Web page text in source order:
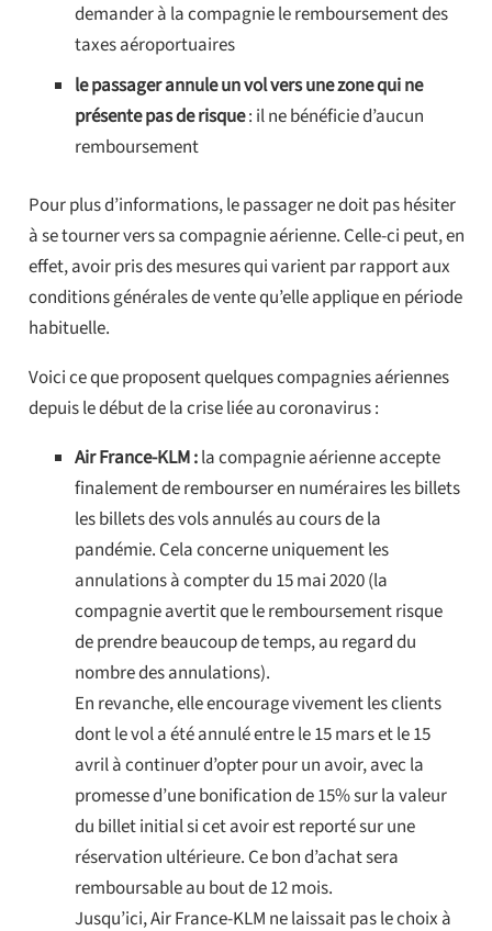
demander à la compagnie le remboursement des
taxes aéroportuaires
le passager annule un vol vers une zone qui ne
présente pas de risque: il ne bénéficie d’aucun
remboursement
Pour plus d’informations, le passager ne doit pas hésiter
à se tourner vers sa compagnie aérienne. Celle-ci peut, en
effet, avoir pris des mesures qui varient par rapport aux
conditions générales de vente qu’elle applique en période
habituelle.
Voici ce que proposent quelques compagnies aériennes
depuis le début de la crise liée au coronavirus :
Air France-KLM :la compagnie aérienne accepte
finalement de rembourser en numéraires les billets
les billets des vols annulés au cours de la
pandémie. Cela concerne uniquement les
annulations à compter du 15 mai 2020 (la
compagnie avertit que le remboursement risque
de prendre beaucoup de temps, au regard du
nombre des annulations).
En revanche, elle encourage vivement les clients
dont le vol a été annulé entre le 15 mars et le 15
avril à continuer d’opter pour un avoir, avec la
promesse d’une bonification de 15% sur la valeur
du billet initial si cet avoir est reporté sur une
réservation ultérieure. Ce bon d’achat sera
remboursable au bout de 12 mois.
Jusqu’ici, Air France-KLM ne laissait pas le choix à